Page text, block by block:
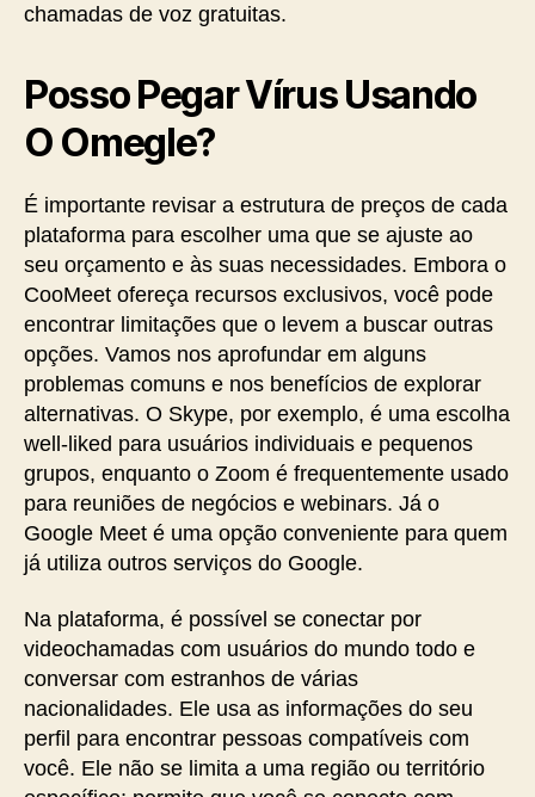
chamadas de voz gratuitas.
Posso Pegar Vírus Usando
O Omegle?
É importante revisar a estrutura de preços de cada
plataforma para escolher uma que se ajuste ao
seu orçamento e às suas necessidades. Embora o
CooMeet ofereça recursos exclusivos, você pode
encontrar limitações que o levem a buscar outras
opções. Vamos nos aprofundar em alguns
problemas comuns e nos benefícios de explorar
alternativas. O Skype, por exemplo, é uma escolha
well-liked para usuários individuais e pequenos
grupos, enquanto o Zoom é frequentemente usado
para reuniões de negócios e webinars. Já o
Google Meet é uma opção conveniente para quem
já utiliza outros serviços do Google.
Na plataforma, é possível se conectar por
videochamadas com usuários do mundo todo e
conversar com estranhos de várias
nacionalidades. Ele usa as informações do seu
perfil para encontrar pessoas compatíveis com
você. Ele não se limita a uma região ou território